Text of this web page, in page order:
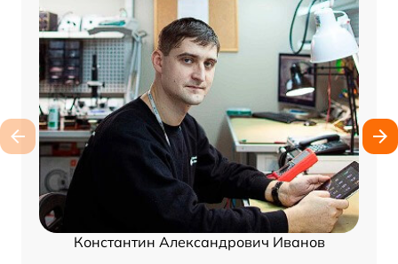
Константин Александрович Иванов